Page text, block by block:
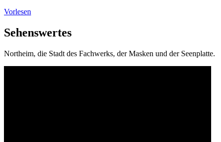
Vorlesen
Sehenswertes
Northeim, die Stadt des Fachwerks, der Masken und der Seenplatte.